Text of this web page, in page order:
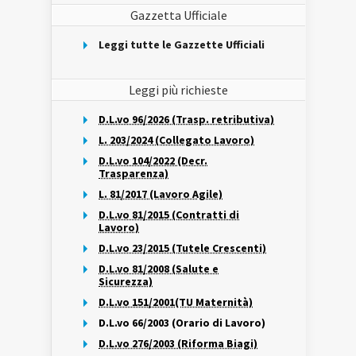
Gazzetta Ufficiale
Leggi tutte le Gazzette Ufficiali
Leggi più richieste
D.L.vo 96/2026 (Trasp. retributiva)
L. 203/2024 (Collegato Lavoro)
D.L.vo 104/2022 (Decr.
Trasparenza)
L. 81/2017 (Lavoro Agile)
D.L.vo 81/2015 (Contratti di
Lavoro)
D.L.vo 23/2015 (Tutele Crescenti)
D.L.vo 81/2008 (Salute e
Sicurezza)
D.L.vo 151/2001(TU Maternità)
D.L.vo 66/2003 (Orario di Lavoro)
D.L.vo 276/2003 (Riforma Biagi)